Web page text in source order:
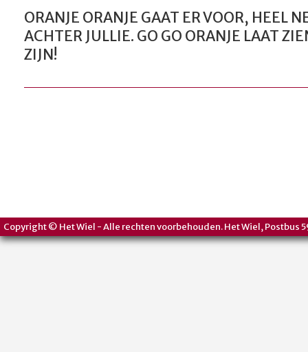
ORANJE ORANJE GAAT ER VOOR, HEEL
ACHTER JULLIE. GO GO ORANJE LAAT
ZIJN!
Copyright © Het Wiel - Alle rechten voorbehouden. Het Wiel, Postbus